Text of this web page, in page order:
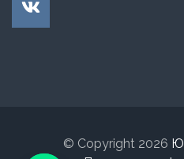
© Copyright 2026